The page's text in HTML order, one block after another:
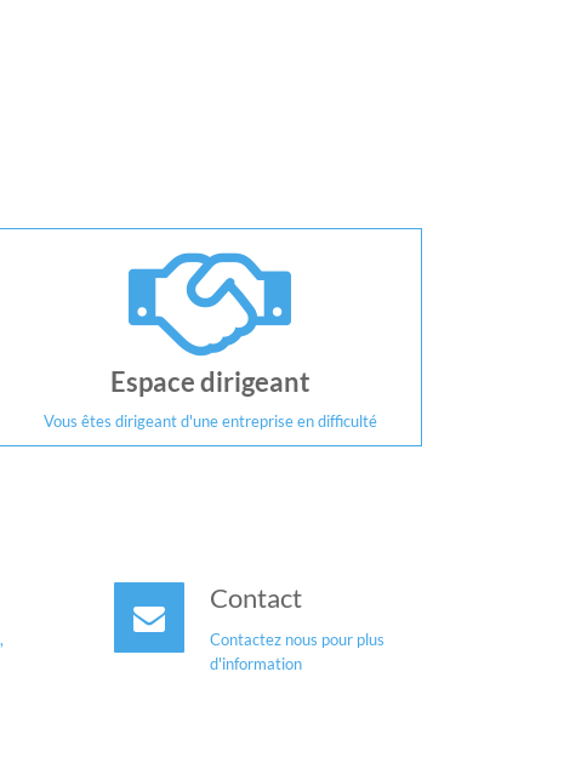
Espace dirigeant
Vous êtes dirigeant d'une entreprise en difficulté
Contact
Contactez nous pour plus
d'information